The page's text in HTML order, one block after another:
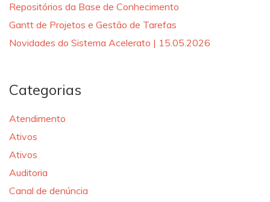
Repositórios da Base de Conhecimento
Gantt de Projetos e Gestão de Tarefas
Novidades do Sistema Acelerato | 15.05.2026
Categorias
Atendimento
Ativos
Ativos
Auditoria
Canal de denúncia